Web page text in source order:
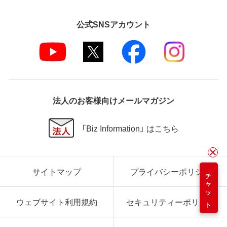
チャット
公式SNSアカウント
法人のお客様向けメールマガジン
「Biz Information」 はこちら
サイトマップ プライバシーポリシー
ウェブサイト利用規約 セキュリティーポリシー